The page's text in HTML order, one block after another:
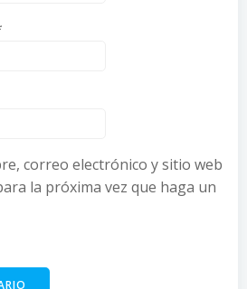
correo electrónico y sitio web
la próxima vez que haga un